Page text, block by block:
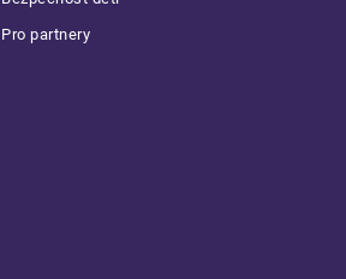
Pro partnery